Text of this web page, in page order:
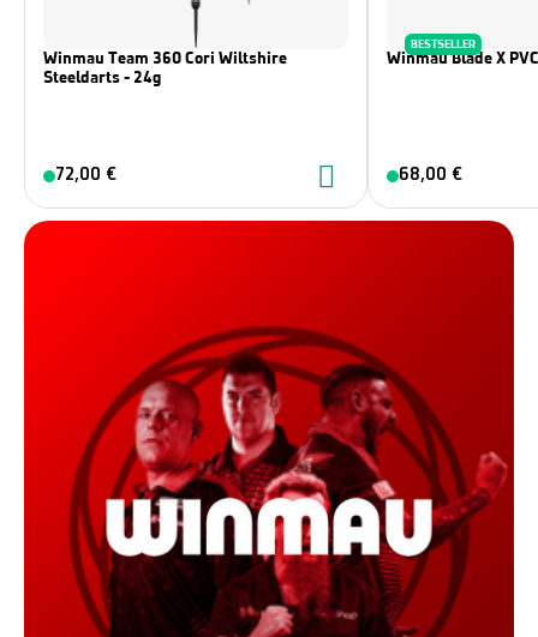
Winmau Team 360 Cori Wiltshire
Steeldarts - 24g
72,00 €
BESTSELLER
Winmau Blade X
68,00 €